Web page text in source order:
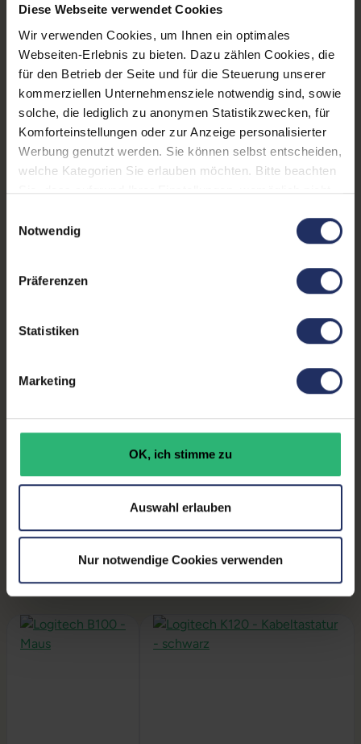
Diese Webseite verwendet Cookies
Wir verwenden Cookies, um Ihnen ein optimales
Webseiten-Erlebnis zu bieten. Dazu zählen Cookies, die
für den Betrieb der Seite und für die Steuerung unserer
kommerziellen Unternehmensziele notwendig sind, sowie
solche, die lediglich zu anonymen Statistikzwecken, für
Komforteinstellungen oder zur Anzeige personalisierter
Werbung genutzt werden. Sie können selbst entscheiden,
welche Kategorien Sie erlauben möchten. Bitte beachten
Sie, dass aufgrund Ihrer Einstellungen, womöglich nicht
Weitere Informationen finden Sie in
Notwendig
Präferenzen
Statistiken
Marketing
OK, ich stimme zu
Auswahl erlauben
Nur notwendige Cookies verwenden
Produktbeschreibung
Produktschlüssel (Der Aufkleber befindet sich auf
hinterlegt)
Windows11 64Bit vorinstalliert inklusive
Onboard-Grafik: Intel® UHD Graphics 630
Formfaktor: All-in-One PC
Zustand: Gebraucht
Datenspeicher: 250 GB SSD
WLAN: Ja
Arbeitsspeicher: 16 GB DDR4
Prozessor: Intel Core i5 8500 @ 3,0 GHz
Maße (LxBxH):
Produktgalerie überspringen